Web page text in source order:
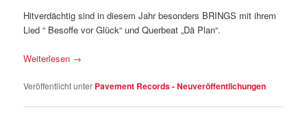
Hitverdächtig sind in diesem Jahr besonders BRINGS mit ihrem
Lied “ Besoffe vor Glück“ und Querbeat „Dä Plan“.
Weiterlesen →
Veröffentlicht unter Pavement Records - Neuveröffentlichungen